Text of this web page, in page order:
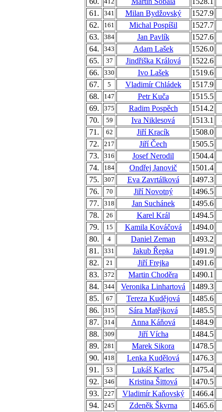
61.
341 Milan Bydžovský
1527.9
62.
161 Michal Pospíšil
1527.7
63.
384 Jan Pavlík
1527.6
64.
343 Adam Lašek
1526.0
65.
37 Jindřiška Králová
1522.6
66.
330 Ivo Lašek
1519.6
67.
5 Vladimír Chládek
1517.9
68.
147 Petr Kuča
1515.5
69.
375 Radim Pospěch
1514.2
70.
59 Iva Niklesová 1513.1
71.
62 Jiří Kracík
1508.0
72.
217 Jiří Čech
1505.5
73.
316 Josef Nerodil
1504.4
74.
184 Ondřej Janovič
1501.4
75.
307 Eva Zavrtálková
1497.3
76.
70 Jiří Novotný
1496.5
77.
318 Jan Suchánek
1495.6
78.
26 Karel Král
1494.5
79.
15 Kamila Kováčová
1494.0
80.
4 Daniel Zeman
1493.2
81.
331 Jakub Řepka
1491.9
82.
21 Jiří Frejka
1491.6
83.
372 Martin Choděra
1490.1
84.
344 Veronika Linhartová
1489.3
85.
67 Tereza Kudějová
1485.6
86.
315 Sára Matějková
1485.5
87.
314 Anna Káňová
1484.9
88.
309 Jiří Vícha
1484.5
89.
281 Marek Sikora
1478.5
90.
418 Lenka Kudělová
1476.3
91.
53 Lukáš Karlec
1475.4
92.
346 Kristina Šittová
1470.5
93.
227 Vladimír Kaňovský
1466.4
94.
245 Zdeněk Škvrna
1465.6